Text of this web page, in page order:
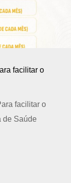
facilitar o
facilitar o
de Saúde